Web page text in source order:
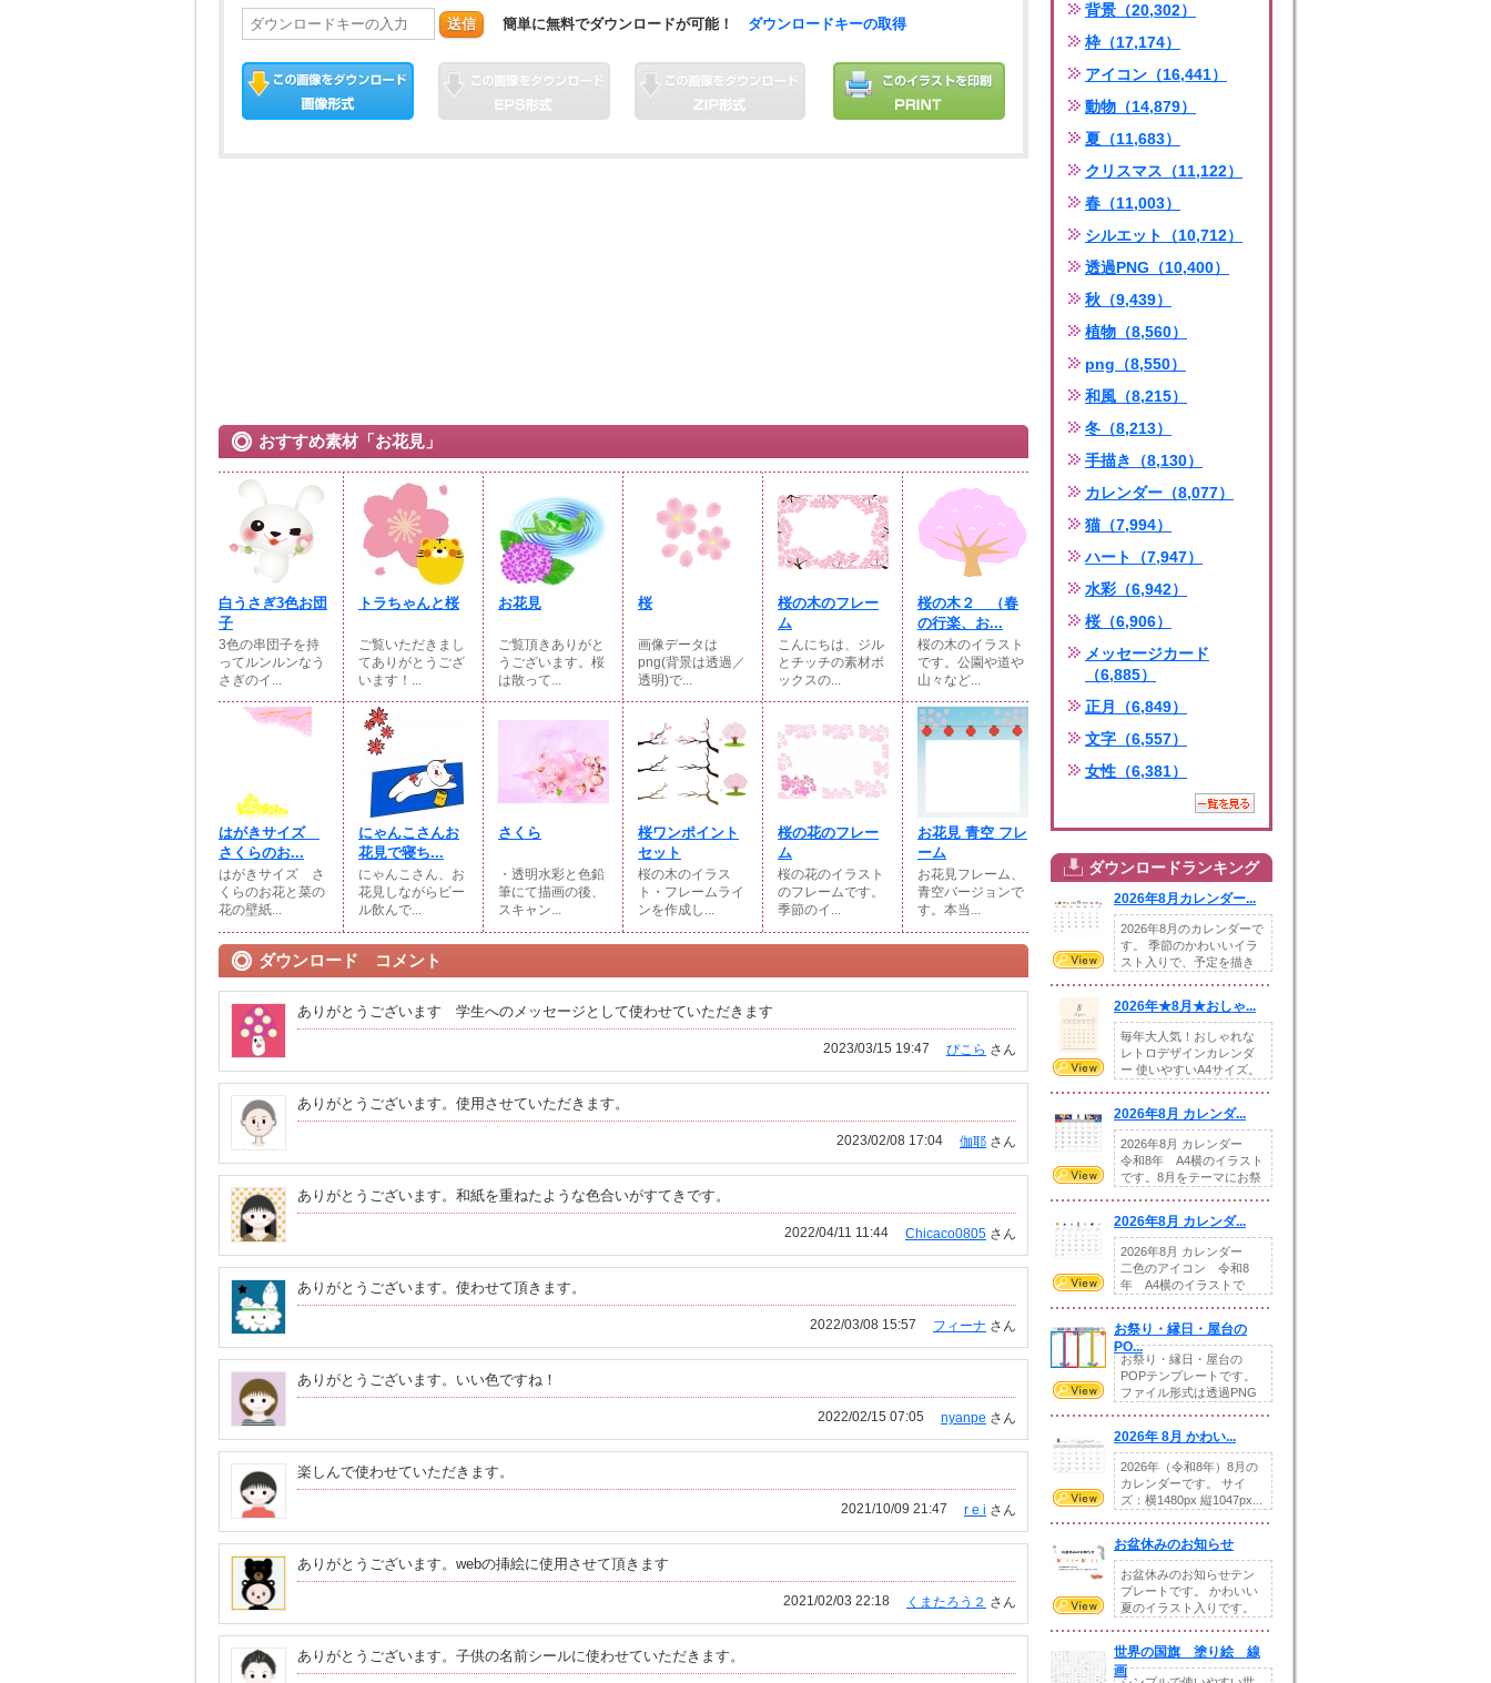
送信 簡単に無料でダウンロードが可能！ ダウンロードキーの取得
おすすめ素材「お花見」
白うさぎ3色お団
子
3色の串団子を持
ってルンルンなう
さぎのイ...
トラちゃんと桜
ご覧いただきまし
てありがとうござ
います！...
お花見
ご覧頂きありがと
うございます。桜
は散って...
桜
画像データは
png(背景は透過／
透明)で...
桜の木のフレー
ム
こんにちは、ジル
とチッチの素材ボ
ックスの...
桜の木２ （春
の行楽、お...
桜の木のイラスト
です。公園や道や
山々など...
はがきサイズ
さくらのお...
はがきサイズ さ
くらのお花と菜の
花の壁紙...
にゃんこさんお
花見で寝ち...
にゃんこさん、お
花見しながらビー
ル飲んで...
さくら
・透明水彩と色鉛
筆にて描画の後、
スキャン...
桜ワンポイント
セット
桜の木のイラス
ト・フレームライ
ンを作成し...
桜の花のフレー
ム
桜の花のイラスト
のフレームです。
季節のイ...
お花見 青空 フレ
ーム
お花見フレーム、
青空バージョンで
す。本当...
ダウンロード コメント
ありがとうございます 学生へのメッセージとして使わせていただきます
ぴこら さん
2023/03/15 19:47
ありがとうございます。使用させていただきます。
伽耶 さん
2023/02/08 17:04
ありがとうございます。和紙を重ねたような色合いがすてきです。
Chicaco0805 さん
2022/04/11 11:44
ありがとうございます。使わせて頂きます。
フィーナ さん
2022/03/08 15:57
ありがとうございます。いい色ですね！
nyanpe さん
2022/02/15 07:05
楽しんで使わせていただきます。
r e i さん
2021/10/09 21:47
ありがとうございます。webの挿絵に使用させて頂きます
くまたろう２ さん
2021/02/03 22:18
ありがとうございます。子供の名前シールに使わせていただきます。
背景（20,302）
枠（17,174）
アイコン（16,441）
動物（14,879）
夏（11,683）
クリスマス（11,122）
春（11,003）
シルエット（10,712）
透過PNG（10,400）
秋（9,439）
植物（8,560）
png（8,550）
和風（8,215）
冬（8,213）
手描き（8,130）
カレンダー（8,077）
猫（7,994）
ハート（7,947）
水彩（6,942）
桜（6,906）
メッセージカード
（6,885）
正月（6,849）
文字（6,557）
女性（6,381）
ダウンロードランキング
2026年8月カレンダー...
2026年8月のカレンダーで
す。 季節のかわいいイラ
スト入りで、予定を描き
2026年★8月★おしゃ...
毎年大人気！おしゃれな
レトロデザインカレンダ
ー 使いやすいA4サイズ。
2026年8月 カレンダ...
2026年8月 カレンダー
令和8年 A4横のイラスト
です。8月をテーマにお祭
2026年8月 カレンダ...
2026年8月 カレンダー
二色のアイコン 令和8
年 A4横のイラストで
お祭り・縁日・屋台の
PO...
お祭り・縁日・屋台の
POPテンプレートです。
ファイル形式は透過PNG
2026年 8月 かわい...
2026年（令和8年）8月の
カレンダーです。 サイ
ズ：横1480px 縦1047px...
お盆休みのお知らせ
お盆休みのお知らせテン
プレートです。 かわいい
夏のイラスト入りです。
世界の国旗 塗り絵 線
画